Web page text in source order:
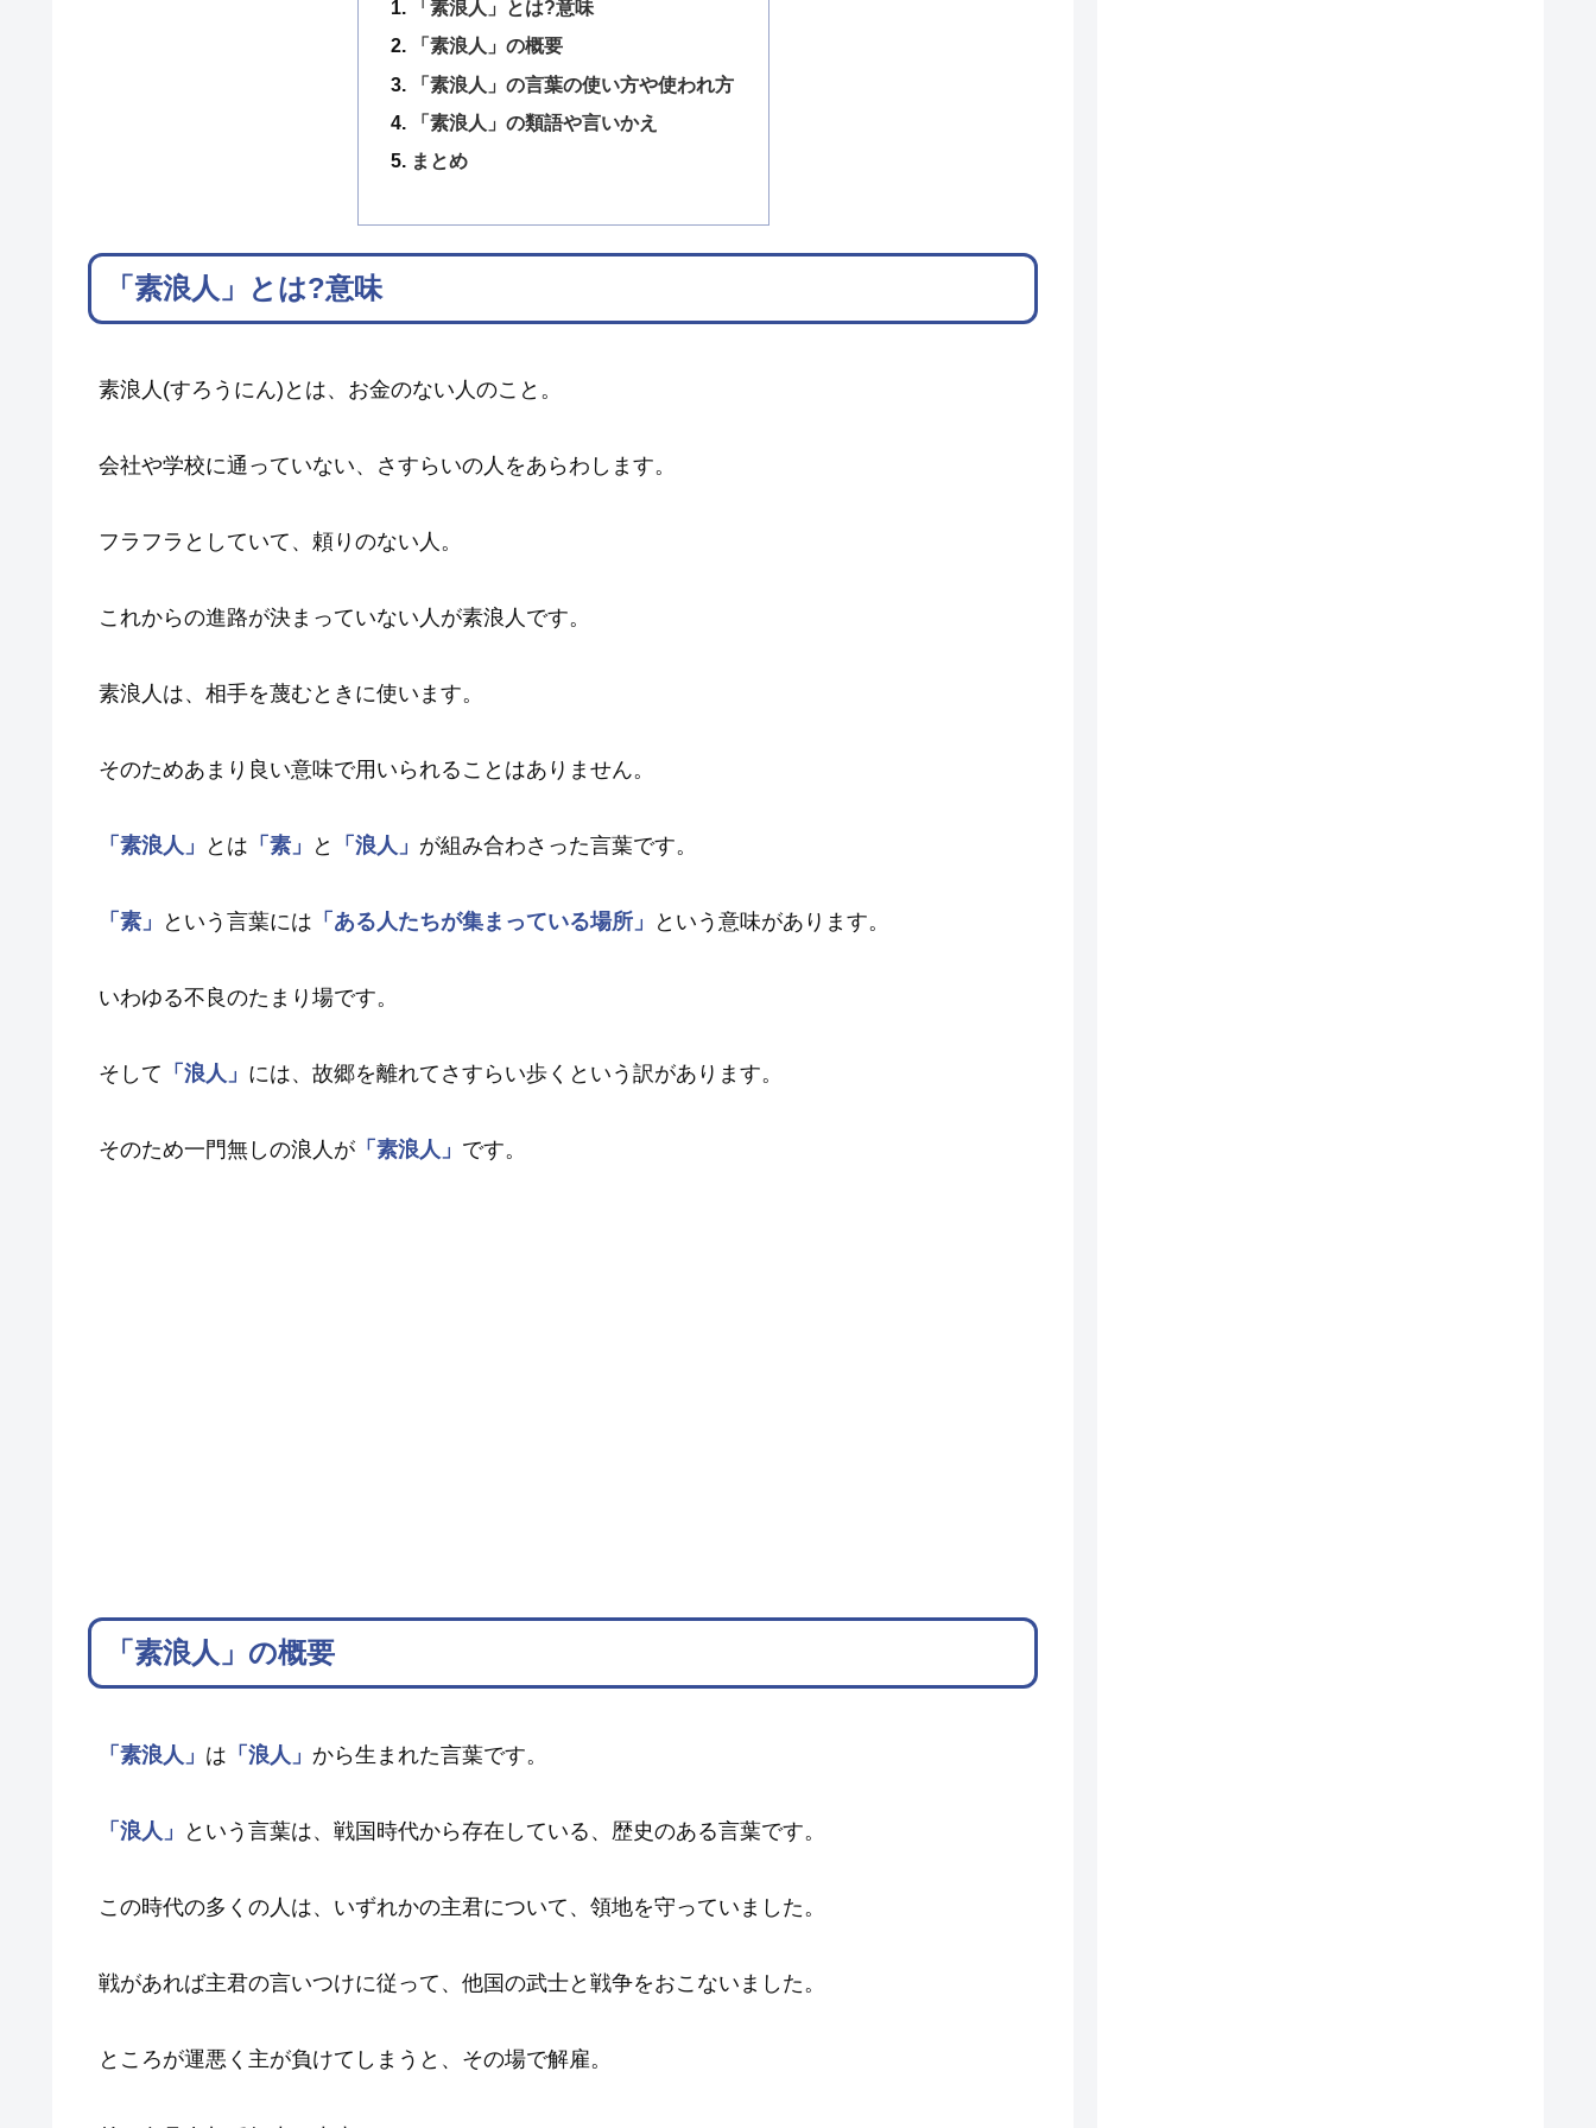
「素浪人」とは?意味
「素浪人」の概要
「素浪人」の言葉の使い方や使われ方
「素浪人」の類語や言いかえ
まとめ
「素浪人」とは?意味
素浪人(すろうにん)とは、お金のない人のこと。
会社や学校に通っていない、さすらいの人をあらわします。
フラフラとしていて、頼りのない人。
これからの進路が決まっていない人が素浪人です。
素浪人は、相手を蔑むときに使います。
そのためあまり良い意味で用いられることはありません。
「素浪人」 とは 「素」 と 「浪人」 が組み合わさった言葉です。
「素」 という言葉には 「ある人たちが集まっている場所」 という意味があります。
いわゆる不良のたまり場です。
そして 「浪人」 には、故郷を離れてさすらい歩くという訳があります。
そのため一門無しの浪人が 「素浪人」 です。
「素浪人」の概要
「素浪人」 は 「浪人」 から生まれた言葉です。
「浪人」 という言葉は、戦国時代から存在している、歴史のある言葉です。
この時代の多くの人は、いずれかの主君について、領地を守っていました。
戦があれば主君の言いつけに従って、他国の武士と戦争をおこないました。
ところが運悪く主が負けてしまうと、その場で解雇。